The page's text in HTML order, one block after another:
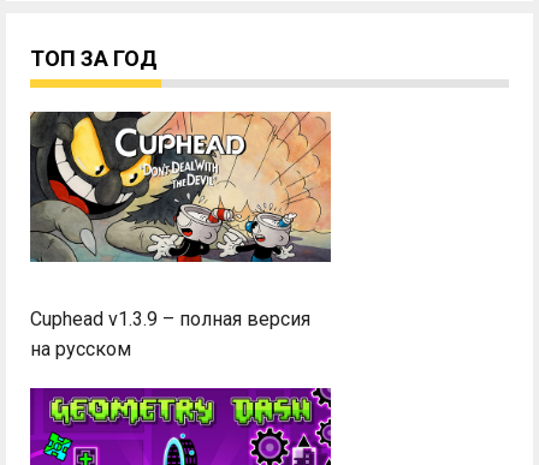
ТОП ЗА ГОД
Cuphead v1.3.9 – полная версия
на русском